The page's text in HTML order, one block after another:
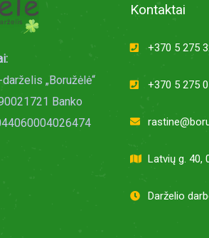
„Boružėlė“
Banko
Kontaktai
+370 5 275
+370 5 275
Latvių g. 40,
Darželio